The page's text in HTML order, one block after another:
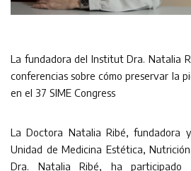
La fundadora del Institut Dra. Natalia
conferencias sobre cómo preservar la
en el 37 SIME Congress
La Doctora Natalia Ribé, fundadora
Unidad de Medicina Estética,
Dra. Natalia Ribé, ha participado